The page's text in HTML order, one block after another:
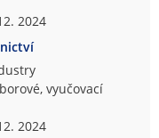
2024
vyučovací
2024